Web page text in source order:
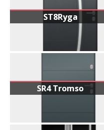
ST8Ryga
SR4 Tromso